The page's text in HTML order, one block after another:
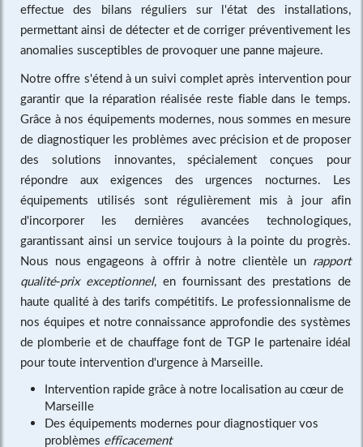
effectue des bilans réguliers sur l'état des installations,
permettant ainsi de détecter et de corriger préventivement les
anomalies susceptibles de provoquer une panne majeure.
Notre offre s'étend à un suivi complet après intervention pour
garantir que la réparation réalisée reste fiable dans le temps.
Grâce à nos équipements modernes, nous sommes en mesure
de diagnostiquer les problèmes avec précision et de proposer
des solutions innovantes, spécialement conçues pour
répondre aux exigences des urgences nocturnes. Les
équipements utilisés sont régulièrement mis à jour afin
d'incorporer les dernières avancées technologiques,
garantissant ainsi un service toujours à la pointe du progrès.
Nous nous engageons à offrir à notre clientèle un rapport
qualité-prix exceptionnel, en fournissant des prestations de
haute qualité à des tarifs compétitifs. Le professionnalisme de
nos équipes et notre connaissance approfondie des systèmes
de plomberie et de chauffage font de TGP le partenaire idéal
pour toute intervention d'urgence à Marseille.
Intervention rapide grâce à notre localisation au cœur de
Marseille
Des équipements modernes pour diagnostiquer vos
problèmes efficacement